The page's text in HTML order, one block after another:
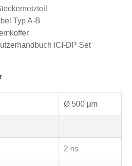
Typ A-B
ICI-DP Set
Ø 500 µm
2 ns